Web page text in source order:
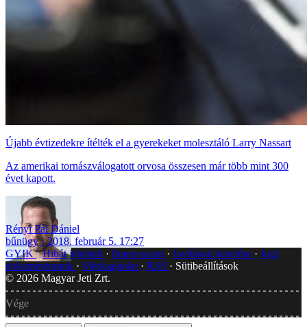
Újabb évtizedekre ítélték el a gyerekeket molesztáló Larry Nassart
Az amerikai tornászválogatott orvosa összesen már több mint 300
évet kapott.
Rényi Pál Dániel
bűnügy
2018. február 5. 17:27
GYIK Hibát jelentek Impresszum Javítások kezelése
Jogi
dokumentumok
Médiaajánlat RSS
Sütibeállítások
© 2026 Magyar Jeti Zrt.
Vége